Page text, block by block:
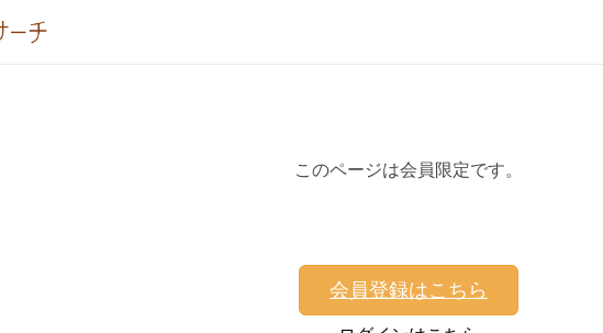
このページは会員限定です。
会員登録はこちら